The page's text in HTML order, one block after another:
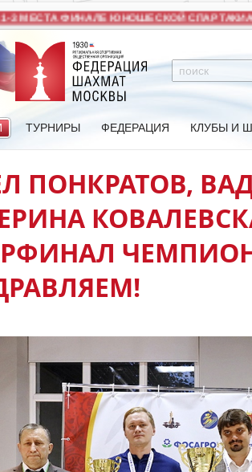
МЕСТА ФИНАЛЕ ЮНОШЕСКОЙ
ТУРНИРЫ ФЕДЕРАЦИЯ КЛУБЫ И
ПОНКРАТОВ,